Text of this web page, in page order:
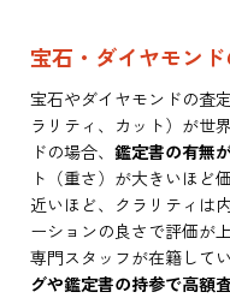
宝石・ダイヤモン
宝石やダイヤモンドの査
ラリティ、カット）が世
ドの場合、鑑定書の有無
ト（重さ）が大きいほど
近いほど、クラリティは
ーションの良さで評価が
専門スタッフが在籍して
グや鑑定書の持参で高額